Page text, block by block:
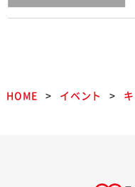
HOME イベント